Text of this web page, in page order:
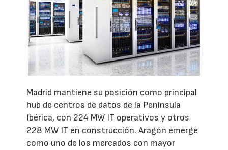
Madrid mantiene su posición como principal
hub de centros de datos de la Península
Ibérica, con 224 MW IT operativos y otros
228 MW IT en construcción. Aragón emerge
como uno de los mercados con mayor